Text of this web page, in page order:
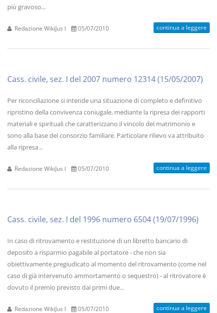
più gravoso...
Redazione WikiJus I 05/07/2010 continua a leggere
Cass. civile, sez. I del 2007 numero 12314 (15/05/2007)
Per riconciliazione si intende una situazione di completo e definitivo
ripristino della convivenza coniugale, mediante la ripresa dei rapporti
materiali e spirituali che caratterizzano il vincolo del matrimonio e
sono alla base del consorzio familiare. Particolare rilievo va attribuito
alla ripresa...
Redazione WikiJus I 05/07/2010 continua a leggere
Cass. civile, sez. I del 1996 numero 6504 (19/07/1996)
In caso di ritrovamento e restituzione di un libretto bancario di
deposito a risparmio pagabile al portatore - che non sia
obiettivamente pregiudicato al momento del ritrovamento (come nel
caso di già intervenuto ammortamento o sequestro) - al ritrovatore è
dovuto il premio previsto dai primi due...
Redazione WikiJus I 05/07/2010 continua a leggere